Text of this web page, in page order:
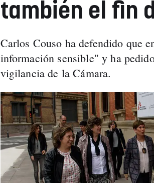
también el fin
Carlos Couso ha defendido que
información sensible" y ha
vigilancia de la Cámara.